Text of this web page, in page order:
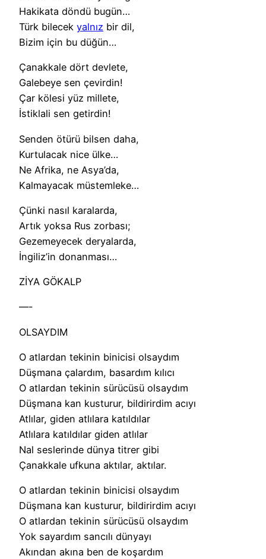
Hakikata döndü bugün…
Türk bilecek yalnız bir dil,
Bizim için bu düğün…
Çanakkale dört devlete,
Galebeye sen çevirdin!
Çar kölesi yüz millete,
İstiklali sen getirdin!
Senden ötürü bilsen daha,
Kurtulacak nice ülke…
Ne Afrika, ne Asya’da,
Kalmayacak müstemleke…
Çünki nasıl karalarda,
Artık yoksa Rus zorbası;
Gezemeyecek deryalarda,
İngiliz’in donanması…
ZİYA GÖKALP
—-
OLSAYDIM
O atlardan tekinin binicisi olsaydım
Düşmana çalardım, basardım kılıcı
O atlardan tekinin sürücüsü olsaydım
Düşmana kan kusturur, bildirirdim acıyı
Atlılar, giden atlılara katıldılar
Atlılara katıldılar giden atlılar
Nal seslerinde dünya titrer gibi
Çanakkale ufkuna aktılar, aktılar.
O atlardan tekinin binicisi olsaydım
Düşmana kan kusturur, bildirirdim acıyı
O atlardan tekinin sürücüsü olsaydım
Yok sayardım sancılı dünyayı
Akından akına ben de koşardım